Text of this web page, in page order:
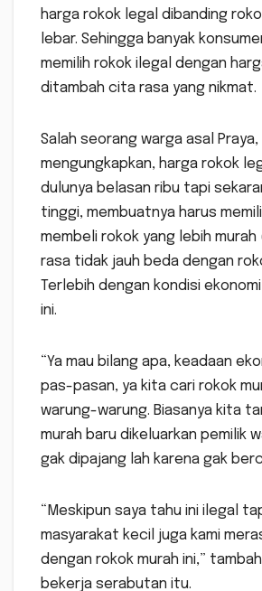
harga rokok legal dibanding
lebar. Sehingga banyak
memilih rokok ilegal dengan
ditambah cita rasa yang nikmat.
Salah seorang warga asal Praya,
mengungkapkan, harga rokok
dulunya belasan ribu tapi
tinggi, membuatnya harus
membeli rokok yang lebih
rasa tidak jauh beda dengan
Terlebih dengan kondisi
ini.
“Ya mau bilang apa, keadaan
pas-pasan, ya kita cari rokok
warung-warung. Biasanya kita
murah baru dikeluarkan pemilik
gak dipajang lah karena gak
“Meskipun saya tahu ini ilegal
masyarakat kecil juga kami
dengan rokok murah ini,”
bekerja serabutan itu.